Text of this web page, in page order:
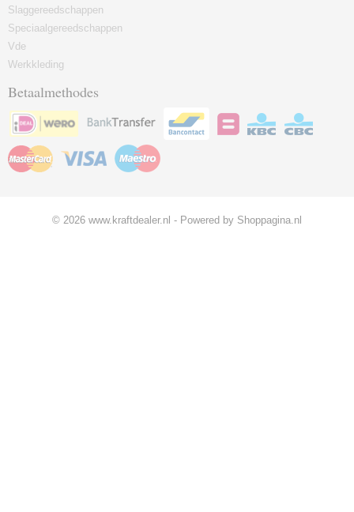
Slaggereedschappen
Speciaalgereedschappen
Vde
Werkkleding
Betaalmethodes
© 2026 www.kraftdealer.nl - Powered by Shoppagina.nl